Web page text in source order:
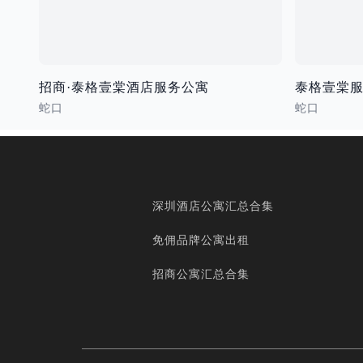
招商·泰格壹棠酒店服务公寓
蛇口
泰格壹棠
蛇口
深圳酒店公寓汇总合集
免佣品牌公寓出租
招商公寓汇总合集